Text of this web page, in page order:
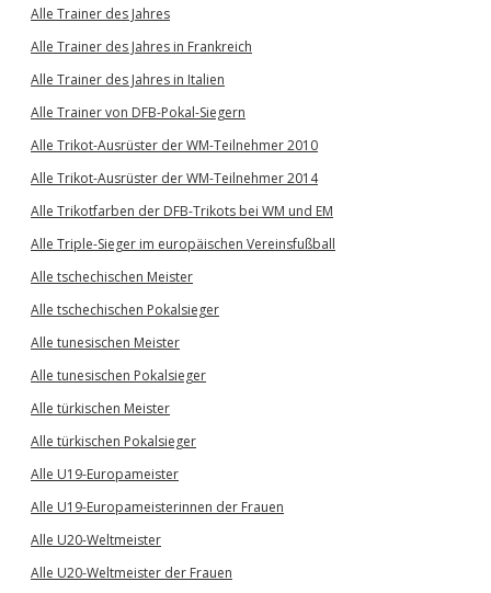
Alle Trainer des Jahres
Alle Trainer des Jahres in Frankreich
Alle Trainer des Jahres in Italien
Alle Trainer von DFB-Pokal-Siegern
Alle Trikot-Ausrüster der WM-Teilnehmer 2010
Alle Trikot-Ausrüster der WM-Teilnehmer 2014
Alle Trikotfarben der DFB-Trikots bei WM und EM
Alle Triple-Sieger im europäischen Vereinsfußball
Alle tschechischen Meister
Alle tschechischen Pokalsieger
Alle tunesischen Meister
Alle tunesischen Pokalsieger
Alle türkischen Meister
Alle türkischen Pokalsieger
Alle U19-Europameister
Alle U19-Europameisterinnen der Frauen
Alle U20-Weltmeister
Alle U20-Weltmeister der Frauen